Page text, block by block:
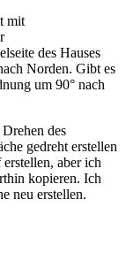
mit
des Hauses
Norden. Gibt es
um 90° nach
des
gedreht erstellen
aber ich
kopieren. Ich
neu erstellen.